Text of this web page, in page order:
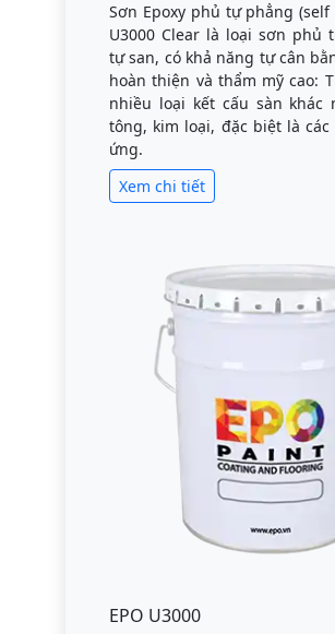
Sơn Epoxy phủ tự phẳng (self
U3000 Clear là loại sơn phủ
tự san, có khả năng tự cân
hoàn thiện và thẩm mỹ cao:
nhiều loại kết cấu sàn khác
tông, kim loại, đặc biệt là
ứng.
Xem chi tiết
EPO U3000